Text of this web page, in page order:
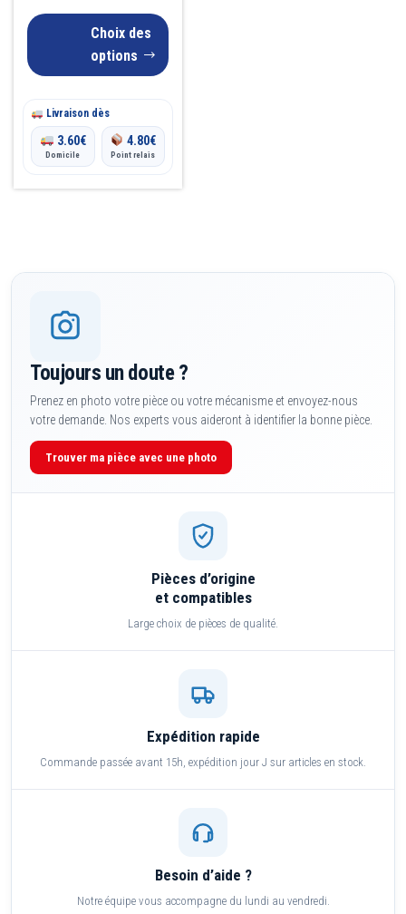
prix :
5.00€
Choix des
options
choisies
sur
produit
Livraison dès
3.60€
Domicile
4.80€
Point relais
Toujours un doute ?
Prenez en photo votre pièce ou votre mécanisme et envoyez-nous
votre demande. Nos experts vous aideront à identifier la bonne pièce.
Trouver ma pièce avec une photo
Pièces d’origine
et compatibles
Large choix de pièces de qualité.
Expédition rapide
Commande passée avant 15h, expédition jour J sur articles en stock.
Besoin d’aide ?
Notre équipe vous accompagne du lundi au vendredi.